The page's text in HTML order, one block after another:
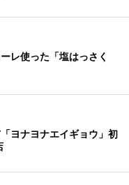
レ使った「塩はっさく
ヨナヨナエイギョウ」初